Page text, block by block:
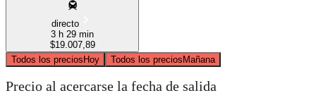
directo
3 h 29 min
$19.007,89
Todos los preciosHoy Todos los preciosMañana
Precio al acercarse la fecha de salida